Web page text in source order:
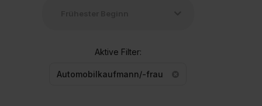
Aktive Filter:
Automobilkaufmann/-frau